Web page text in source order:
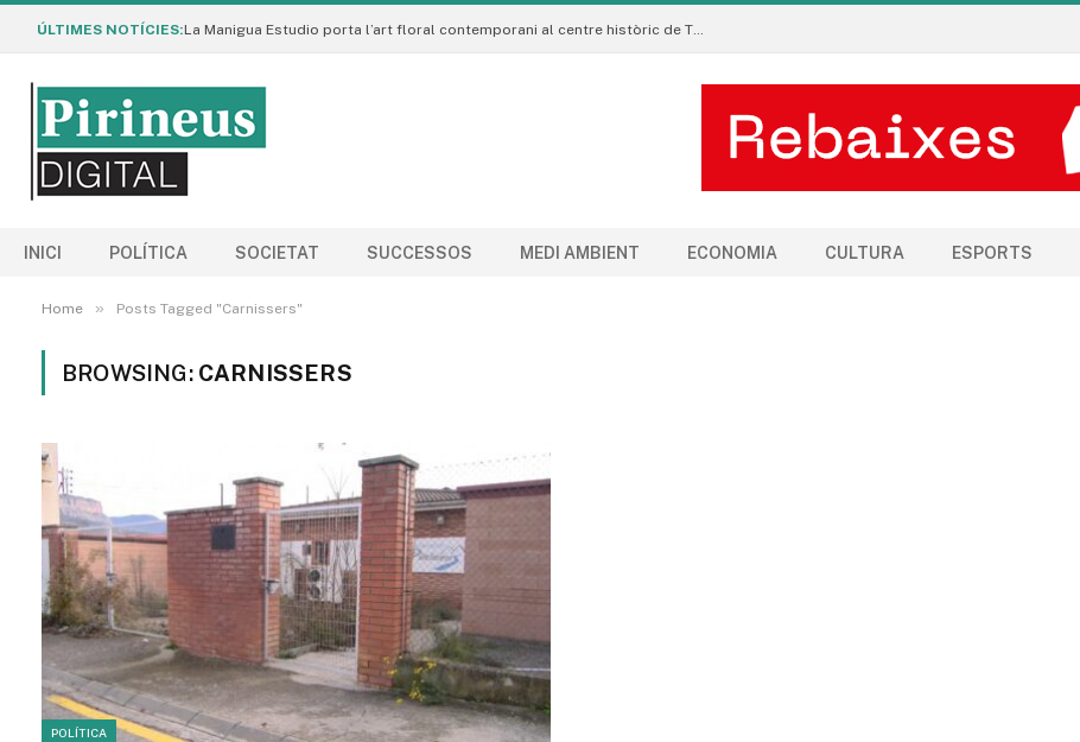
ÚLTIMES NOTÍCIES: La Manigua Estudio porta l’art floral contemporani al centre històric de Tremp
INICI POLÍTICA SOCIETAT SUCCESSOS MEDI AMBIENT ECONOMIA CULTURA ESPORTS
Home » Posts Tagged "Carnissers"
BROWSING: CARNISSERS
POLÍTICA